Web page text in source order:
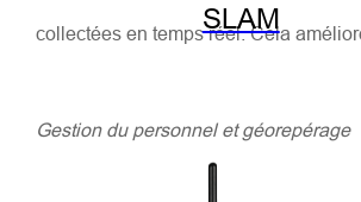
SLAM
collectées en temps réel. Cela
Gestion du personnel et géorepérage